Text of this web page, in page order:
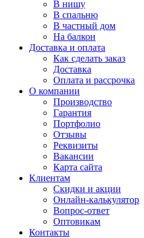
В нишу
В спальню
В частный дом
На балкон
Доставка и оплата
Как сделать заказ
Доставка
Оплата и рассрочка
О компании
Производство
Гарантия
Портфолио
Отзывы
Реквизиты
Вакансии
Карта сайта
Клиентам
Скидки и акции
Онлайн-калькулятор
Вопрос-ответ
Оптовикам
Контакты